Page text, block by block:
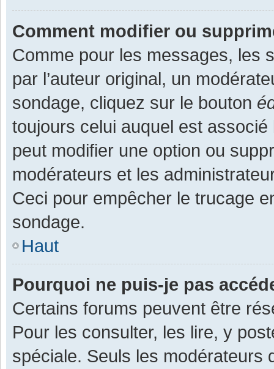
Comment modifier ou
Comme pour les messages, les
par l’auteur original, un
sondage, cliquez sur le bouton
toujours celui auquel est associé
peut modifier une option ou
modérateurs et les
Ceci pour empêcher le trucage
sondage.
Haut
Pourquoi ne puis-je pas
Certains forums peuvent être
Pour les consulter, les lire, y
spéciale. Seuls les modérateurs